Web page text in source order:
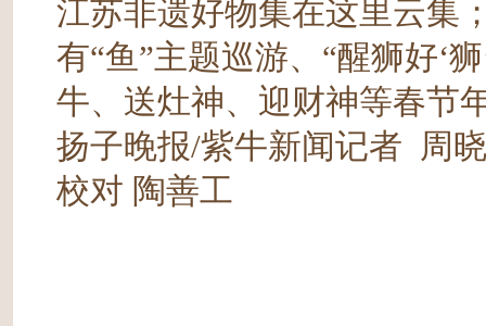
江苏非遗好物集在这里云集
有“鱼”主题巡游、“醒狮好‘
牛、送灶神、迎财神等春节
扬子晚报/紫牛新闻记者 周
校对 陶善工